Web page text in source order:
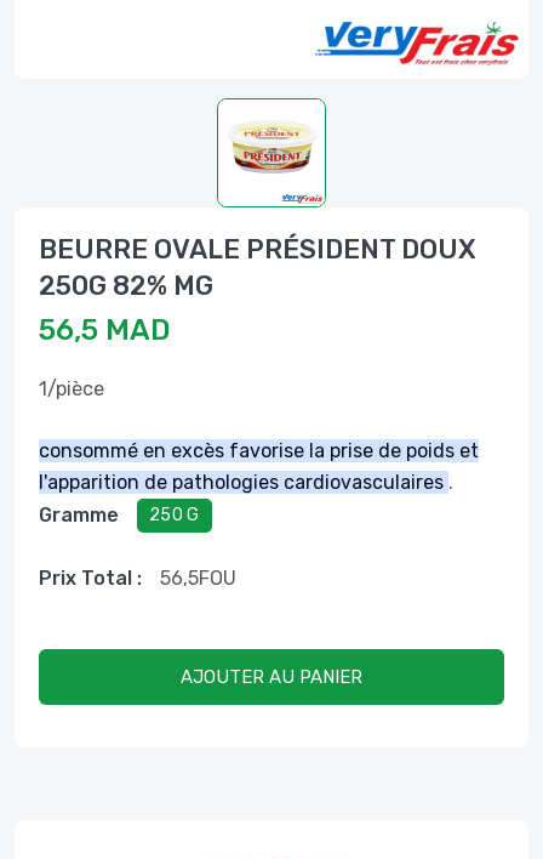
BEURRE OVALE PRÉSIDENT DOUX
250G 82% MG
56,5 MAD
1/pièce
consommé en excès favorise la prise de poids et
l'apparition de pathologies cardiovasculaires .
Gramme
250 G
Prix ​​total : 56,5FOU
AJOUTER AU PANIER